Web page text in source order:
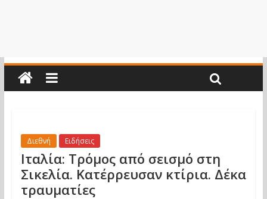
Διεθνή Ειδήσεις
Ιταλία: Τρόμος από σεισμό στη
Σικελία. Κατέρρευσαν κτίρια. Δέκα
τραυματίες